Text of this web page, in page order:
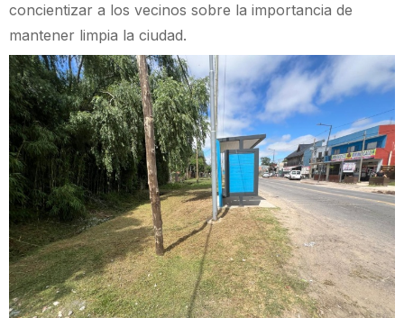
concientizar a los vecinos sobre la importancia de
mantener limpia la ciudad.